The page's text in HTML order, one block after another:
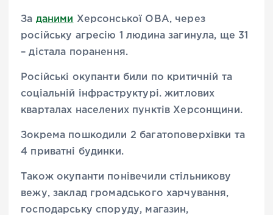
За даними Херсонської ОВА, через
російську агресію 1 людина загинула, ще 31
– дістала поранення.
Російські окупанти били по критичній та
соціальній інфраструктурі. житлових
кварталах населених пунктів Херсонщини.
Зокрема пошкодили 2 багатоповерхівки та
4 приватні будинки.
Також окупанти понівечили стільникову
вежу, заклад громадського харчування,
господарську споруду, магазин,